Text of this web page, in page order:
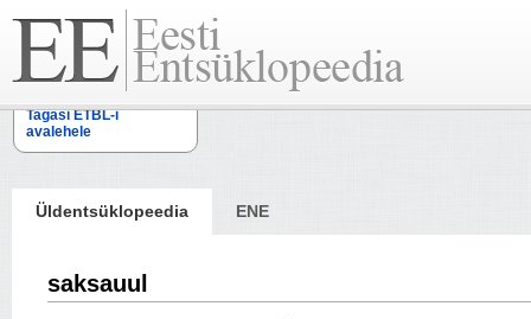
Tagasi ETBL-i
avalehele
Üldentsüklopeedia ENE
saksauul